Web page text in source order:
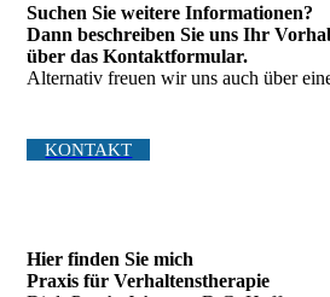
Suchen Sie weitere Informationen?
Dann beschreiben Sie uns Ihr
über das Kontakt­formular.
Alternativ freuen wir uns auch über
KONTAKT
Hier finden Sie mich
Praxis für Verhaltenstherapie